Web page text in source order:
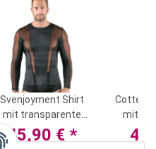
Svenjoyment Shirt
mit transparente
Netz-Einsätzen
45,90 € *
Cottelli
mit